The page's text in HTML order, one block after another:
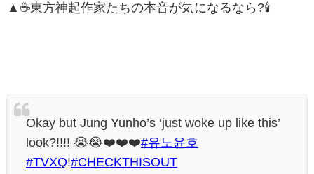
▲☕️東方神起作家たちの本音が気になるなら?🕯️
Okay but Jung Yunho’s ‘just woke up like this’
look?!!!! 😭😭❤️❤️❤️#유노윤호
#TVXQ!#CHECKTHISOUT